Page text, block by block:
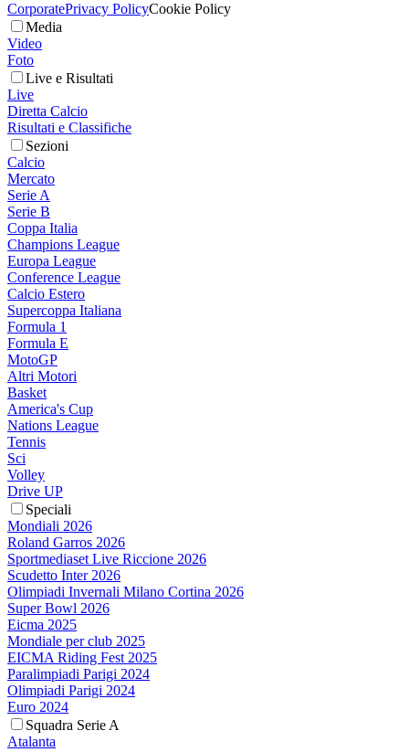
CorporatePrivacy PolicyCookie Policy
Media
Video
Foto
Live e Risultati
Live
Diretta Calcio
Risultati e Classifiche
Sezioni
Calcio
Mercato
Serie A
Serie B
Coppa Italia
Champions League
Europa League
Conference League
Calcio Estero
Supercoppa Italiana
Formula 1
Formula E
MotoGP
Altri Motori
Basket
America's Cup
Nations League
Tennis
Sci
Volley
Drive UP
Speciali
Mondiali 2026
Roland Garros 2026
Sportmediaset Live Riccione 2026
Scudetto Inter 2026
Olimpiadi Invernali Milano Cortina 2026
Super Bowl 2026
Eicma 2025
Mondiale per club 2025
EICMA Riding Fest 2025
Paralimpiadi Parigi 2024
Olimpiadi Parigi 2024
Euro 2024
Squadra Serie A
Atalanta